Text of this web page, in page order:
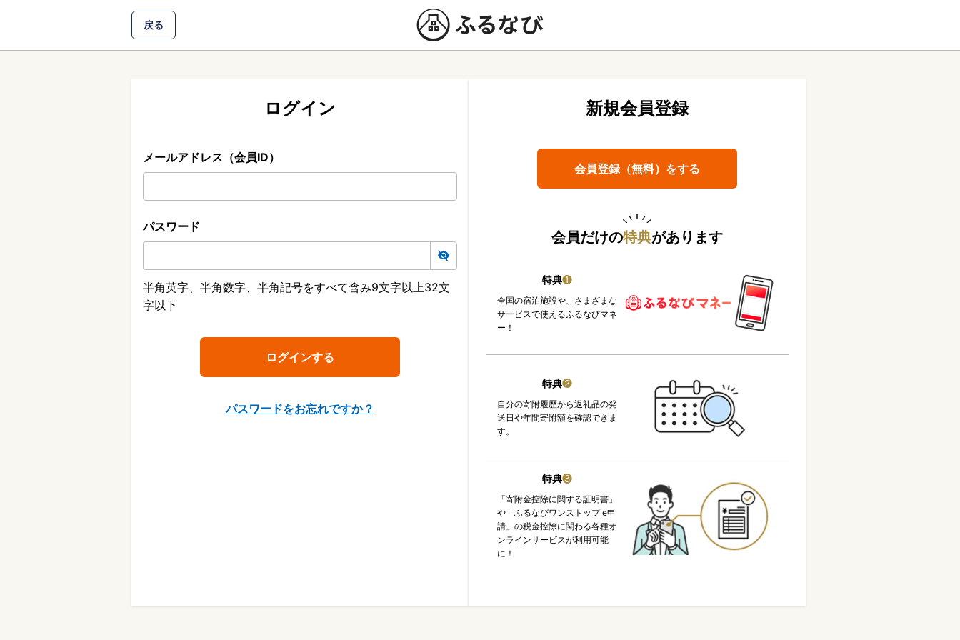
戻る
ログイン
メールアドレス（会員ID）
パスワード
半角英字、半角数字、半角記号をすべて含み9文字以上32文
字以下
パスワードをお忘れですか？
新規会員登録
会員登録（無料）をする
会員だけの特典があります
特典❶
全国の宿泊施設や、さまざまな
サービスで使えるふるなびマネ
ー！
特典❷
自分の寄附履歴から返礼品の発
送日や年間寄附額を確認できま
す。
特典❸
「寄附金控除に関する証明書」
や「ふるなびワンストップ e申
請」の税金控除に関わる各種オ
ンラインサービスが利用可能
に！